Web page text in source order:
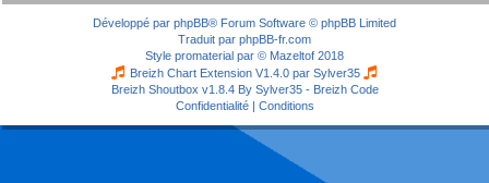
Développé par phpBB® Forum Software © phpBB Limited
Traduit par phpBB-fr.com
Style promaterial par © Mazeltof 2018
Breizh Chart Extension V1.4.0 par Sylver35
Breizh Shoutbox v1.8.4 By Sylver35 - Breizh Code
Confidentialité| Conditions